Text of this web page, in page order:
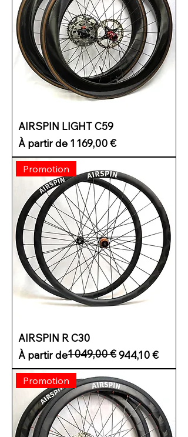
AIRSPIN LIGHT C59
À partir de 1 169,00 €
Prix promotionnel
Promotion
AIRSPIN R C30
À partir de
Prix original1 049,00 €944,10 €
Prix promotionnel
Promotion